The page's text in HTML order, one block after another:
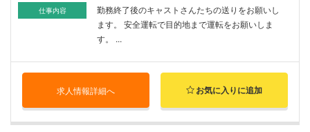
仕事内容
勤務終了後のキャストさんたちの送りをお願いし
ます。 安全運転で目的地まで運転をお願いしま
す。 ...
求人情報詳細へ お気に入りに追加